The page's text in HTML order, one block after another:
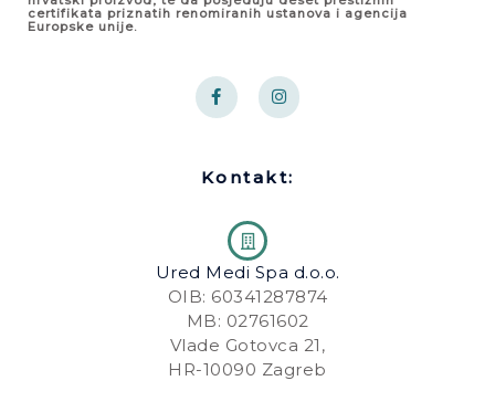
certifikata priznatih renomiranih ustanova i agencija
Europske unije.
F
a
c
o
I
n
s
g
r
Kontakt:
Ured Medi Spa d.o.o.
OIB: 60341287874
MB: 02761602
Vlade Gotovca 21,
HR-10090 Zagreb